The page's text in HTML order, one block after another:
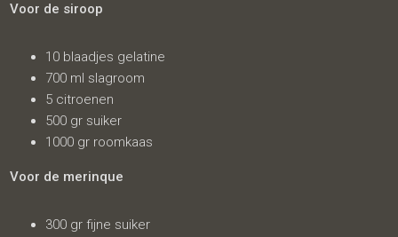
Voor de siroop
10 blaadjes gelatine
700 ml slagroom
5 citroenen
500 gr suiker
1000 gr roomkaas
Voor de merinque
300 gr fijne suiker